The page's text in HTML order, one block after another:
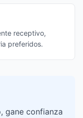
receptivo,
preferidos.
gane confianza